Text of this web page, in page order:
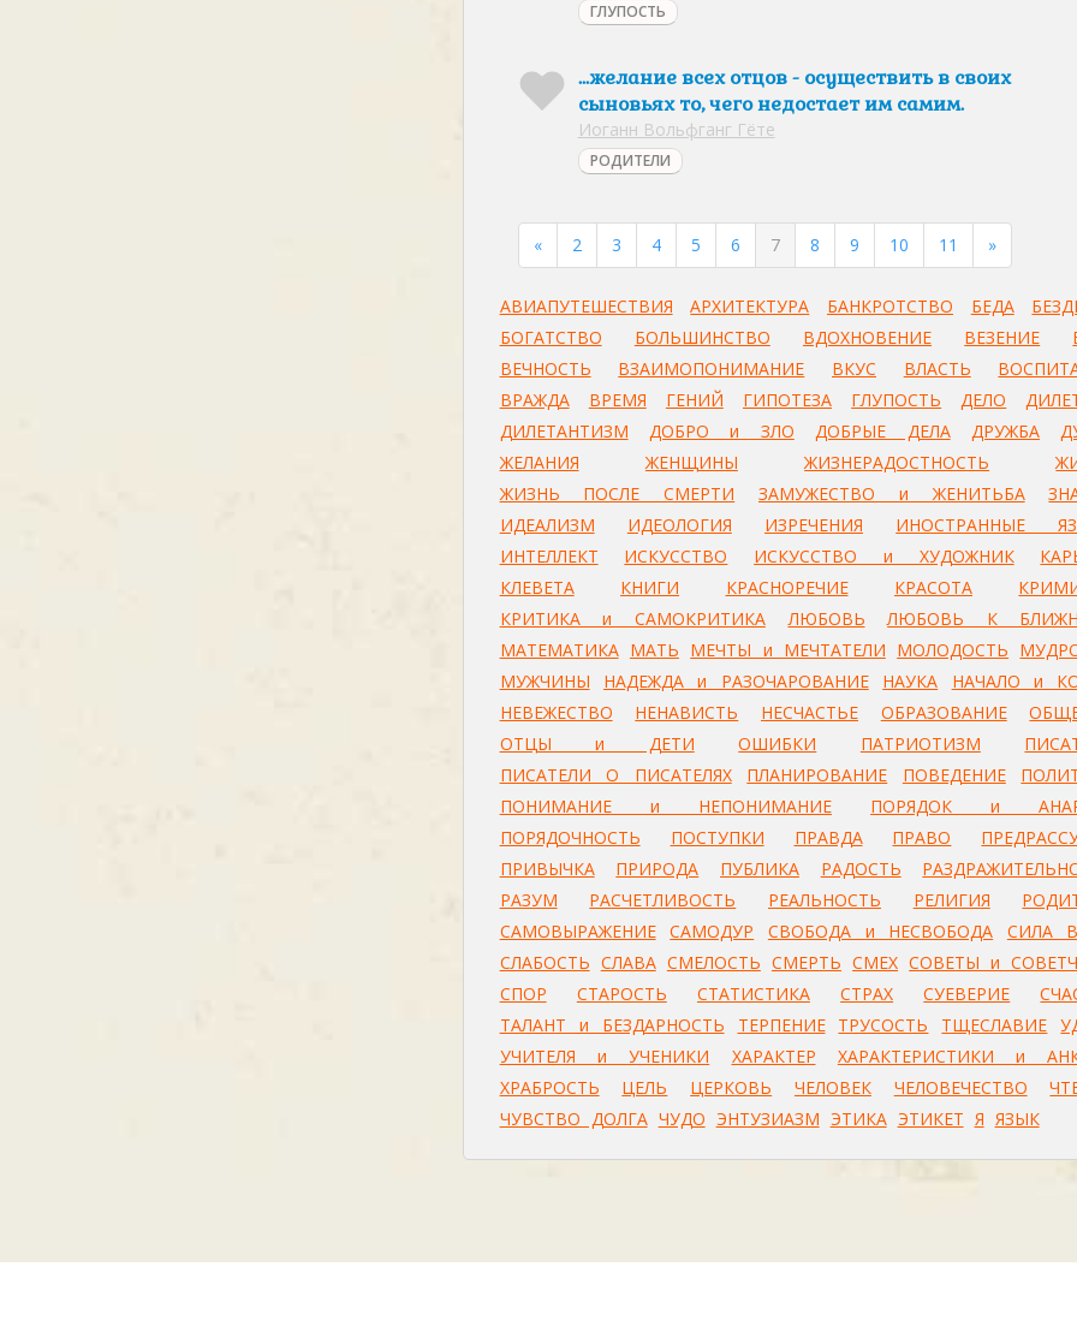
ГЛУПОСТЬ
...желание всех отцов - осуществить в своих
сыновьях то, чего недостает им самим.
Иоганн Вольфганг Гёте
РОДИТЕЛИ
« 2 3 4 5 6 7 8 9 10 11 »
АВИАПУТЕШЕСТВИЯ АРХИТЕКТУРА БАНКРОТСТВО БЕДА
БОГАТСТВО
БОЛЬШИНСТВО ВДОХНОВЕНИЕ ВЕЗЕНИЕ
ВЕЧНОСТЬ
ВЗАИМОПОНИМАНИЕ ВКУС ВЛАСТЬ
ВРАЖДА
ВРЕМЯ ГЕНИЙ ГИПОТЕЗА ГЛУПОСТЬ ДЕЛО
ДИЛЕТАНТИЗМ
ДОБРО и ЗЛО ДОБРЫЕ ДЕЛА ДРУЖБА
ЖЕЛАНИЯ
ЖЕНЩИНЫ ЖИЗНЕРАДОСТНОСТЬ
ЖИЗНЬ ПОСЛЕ СМЕРТИ
ЗАМУЖЕСТВО и ЖЕНИТЬБА
ИДЕАЛИЗМ
ИДЕОЛОГИЯ ИЗРЕЧЕНИЯ
ИНОСТРАННЫЕ
ИНТЕЛЛЕКТ
ИСКУССТВО ИСКУССТВО и ХУДОЖНИК
КЛЕВЕТА
КНИГИ КРАСНОРЕЧИЕ КРАСОТА
КРИТИКА и САМОКРИТИКА
ЛЮБОВЬ
ЛЮБОВЬ К
МАТЕМАТИКА МАТЬ МЕЧТЫ и МЕЧТАТЕЛИ МОЛОДОСТЬ
МУЖЧИНЫ
НАДЕЖДА и РАЗОЧАРОВАНИЕ НАУКА
НАЧАЛО и
НЕВЕЖЕСТВО
НЕНАВИСТЬ НЕСЧАСТЬЕ ОБРАЗОВАНИЕ
ОТЦЫ и ДЕТИ
ОШИБКИ ПАТРИОТИЗМ
ПИСАТЕЛИ О ПИСАТЕЛЯХ
ПЛАНИРОВАНИЕ ПОВЕДЕНИЕ
ПОНИМАНИЕ и НЕПОНИМАНИЕ
ПОРЯДОК и
ПОРЯДОЧНОСТЬ
ПОСТУПКИ ПРАВДА ПРАВО
ПРИВЫЧКА
ПРИРОДА ПУБЛИКА РАДОСТЬ
РАЗУМ
РАСЧЕТЛИВОСТЬ РЕАЛЬНОСТЬ РЕЛИГИЯ
САМОВЫРАЖЕНИЕ
САМОДУР СВОБОДА и НЕСВОБОДА
СИЛА
СЛАБОСТЬ СЛАВА СМЕЛОСТЬ СМЕРТЬ СМЕХ СОВЕТЫ и
СПОР
СТАРОСТЬ СТАТИСТИКА СТРАХ СУЕВЕРИЕ
ТАЛАНТ и БЕЗДАРНОСТЬ
ТЕРПЕНИЕ ТРУСОСТЬ ТЩЕСЛАВИЕ
УЧИТЕЛЯ и УЧЕНИКИ
ХАРАКТЕР
ХАРАКТЕРИСТИКИ и
ХРАБРОСТЬ
ЦЕЛЬ ЦЕРКОВЬ ЧЕЛОВЕК ЧЕЛОВЕЧЕСТВО
ЧУВСТВО ДОЛГА ЧУДО ЭНТУЗИАЗМ ЭТИКА ЭТИКЕТ Я ЯЗЫК